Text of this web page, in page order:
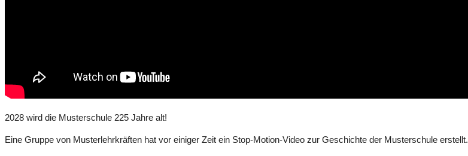
2028 wird die Musterschule 225 Jahre alt!
Eine Gruppe von Musterlehrkräften hat vor einiger Zeit ein Stop-Motion-Video zur Geschichte der Musterschule erstellt.